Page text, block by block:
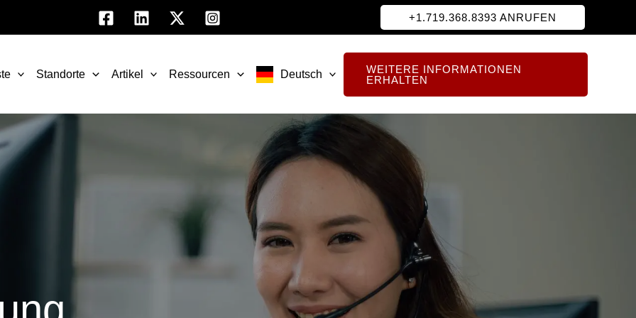
+1.719.368.8393 ANRUFEN
Standorte Artikel Ressourcen Deutsch
WEITERE INFORMATIONEN
ERHALTEN